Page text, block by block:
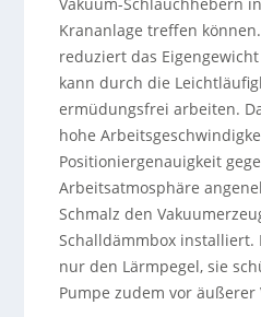
Krananlage treffen
reduziert das
kann durch die
ermüdungsfrei arbeiten.
hohe
Positioniergenauigkeit
Arbeitsatmosphäre
Schmalz den
Schalldämmbox
nur den Lärmpegel, sie
Pumpe zudem vor äußerer